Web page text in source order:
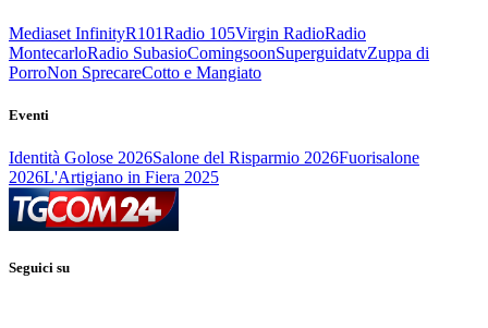
Mediaset InfinityR101Radio 105Virgin RadioRadio
MontecarloRadio SubasioComingsoonSuperguidatvZuppa di
PorroNon SprecareCotto e Mangiato
Eventi
Identità Golose 2026Salone del Risparmio 2026Fuorisalone
2026L'Artigiano in Fiera 2025
Seguici su